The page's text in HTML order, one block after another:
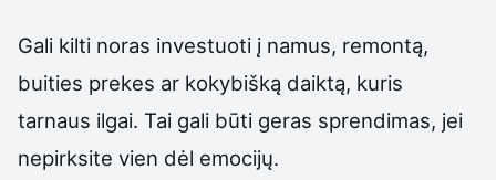
Gali kilti noras investuoti į namus, remontą,
buities prekes ar kokybišką daiktą, kuris
tarnaus ilgai. Tai gali būti geras sprendimas, jei
nepirksite vien dėl emocijų.